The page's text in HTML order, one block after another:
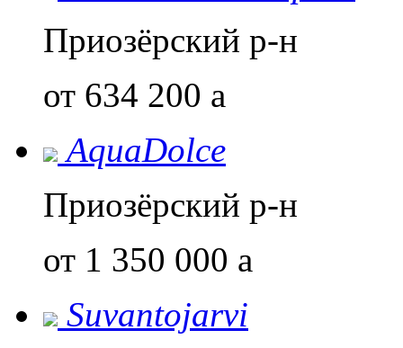
Приозёрский р-н
от 634 200 a
AquaDolce
Приозёрский р-н
от 1 350 000 a
Suvantojarvi